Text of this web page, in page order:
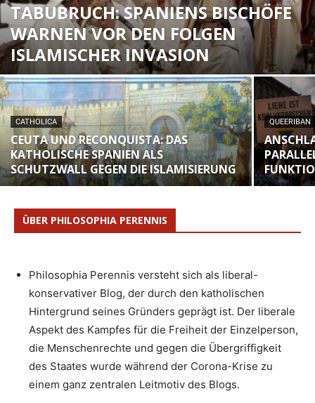
TABUBRUCH: SPANIENS BISCHÖFE
WARNEN VOR DEN FOLGEN
ISLAMISCHER INVASION
CATHOLICA
CEUTA UND RECONQUISTA: DAS
KATHOLISCHE SPANIEN ALS
SCHUTZWALL GEGEN DIE ISLAMISIERUNG
QUEERIBAN
ÜBER PHILOSOPHIA PERENNIS
Philosophia Perennis versteht sich als liberal-
konservativer Blog, der durch den katholischen
Hintergrund seines Gründers geprägt ist. Der liberale
Aspekt des Kampfes für die Freiheit der Einzelperson,
die Menschenrechte und gegen die Übergriffigkeit
des Staates wurde während der Corona-Krise zu
einem ganz zentralen Leitmotiv des Blogs.